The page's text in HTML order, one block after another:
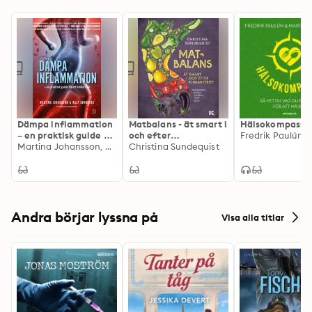
Dämpa inflammation
– en praktisk guide till
ett friskare liv
Martina Johansson, Ralf Sundberg
Matbalans - ät smart i
och efter
klimakteriet
Christina Sundequist
Andra börjar lyssna på Visa alla titlar